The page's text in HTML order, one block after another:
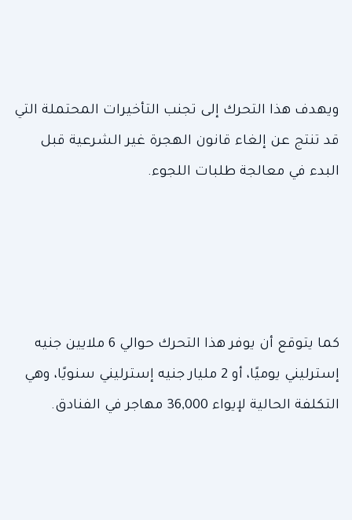
ويهدف هذا التحرك إلى تجنب التأخيرات المحتملة التي
قد تنتج عن إلغاء قانون الهجرة غير الشرعية قبل
البدء في معالجة طلبات اللجوء.
كما يتوقع أن يوفر هذا التحرك حوالي 6 ملايين جنيه
إسترليني يوميًا، أو 2 مليار جنيه إسترليني سنويًا، وهي
التكلفة الحالية لإيواء 36,000 مهاجر في الفنادق.